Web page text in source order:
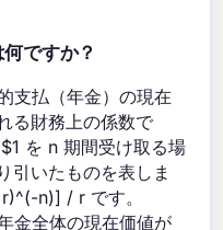
ですか？
支払（年金）の現在
る財務上の係数で
を n 期間受け取る場
引いたものを表しま
n)] / r です。
金全体の現在価値が